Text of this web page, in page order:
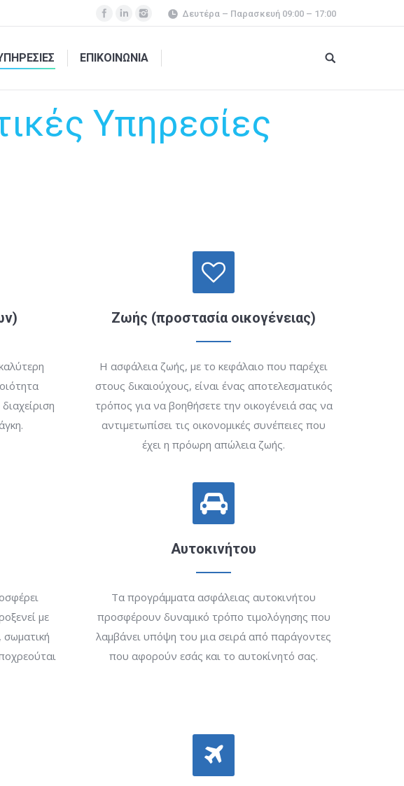
Δευτέρα – Παρασκευή 09:00 – 17:00
ΕΠΙΚΟΙΝΩΝΙΑ
Υπηρεσίες
Ζωής (προστασία οικογένειας)
Η ασφάλεια ζωής, με το κεφάλαιο που παρέχει
στους δικαιούχους, είναι ένας αποτελεσματικός
τρόπος για να βοηθήσετε την οικογένειά σας να
αντιμετωπίσει τις οικονομικές συνέπειες που
έχει η πρόωρη απώλεια ζωής.
με
Αυτοκινήτου
Τα προγράμματα ασφάλειας αυτοκινήτου
προσφέρουν δυναμικό τρόπο τιμολόγησης που
λαμβάνει υπόψη του μια σειρά από παράγοντες
που αφορούν εσάς και το αυτοκίνητό σας.